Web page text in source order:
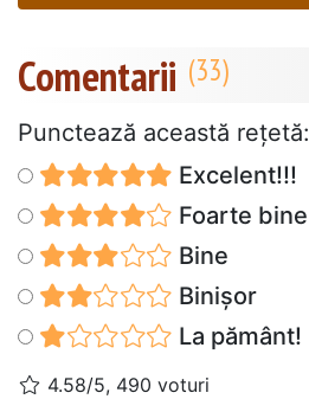
Comentarii
Punctează această reţetă:
Excelent!!!
Foarte bine
Bine
Binișor
La pământ!
4.58/5, 490 voturi